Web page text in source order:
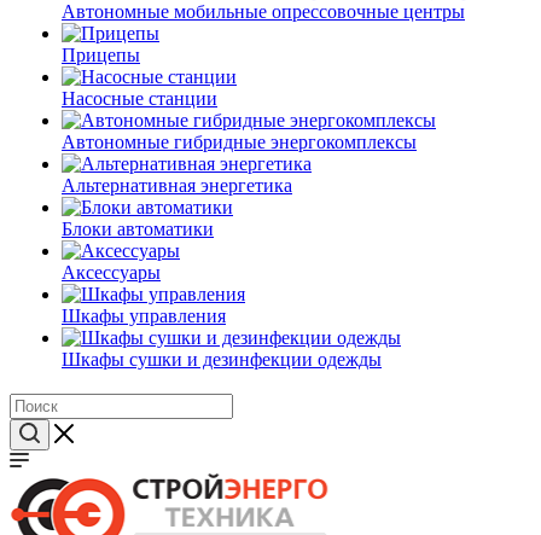
Автономные мобильные опрессовочные центры
Прицепы
Насосные станции
Автономные гибридные энергокомплексы
Альтернативная энергетика
Блоки автоматики
Аксессуары
Шкафы управления
Шкафы сушки и дезинфекции одежды